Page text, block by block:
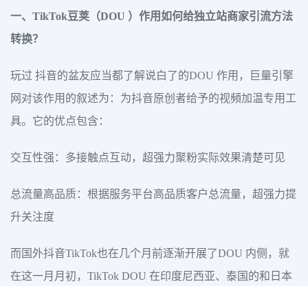
一、TikTok豆荚（DOU ）作用如何给独立站商家引流方法
转换？
玩过 抖音的盆友应当都了解说白了的DOU 作用，巨量引擎
网对该作用的叙述为：为抖音原创者给予的视頻加温专用工
具。它的优点包含：
交互性强：多接触点互动，超强力聚粉实际效果清楚可见
总流量高品质：根据服务平台高品质客户总流量，超强力提
升关注度
而国外抖音TikTok也在几个月前逐渐开展了DOU 内侧，就
在这一月月初，TikTok DOU 在印度尼西亚、泰国的和日本